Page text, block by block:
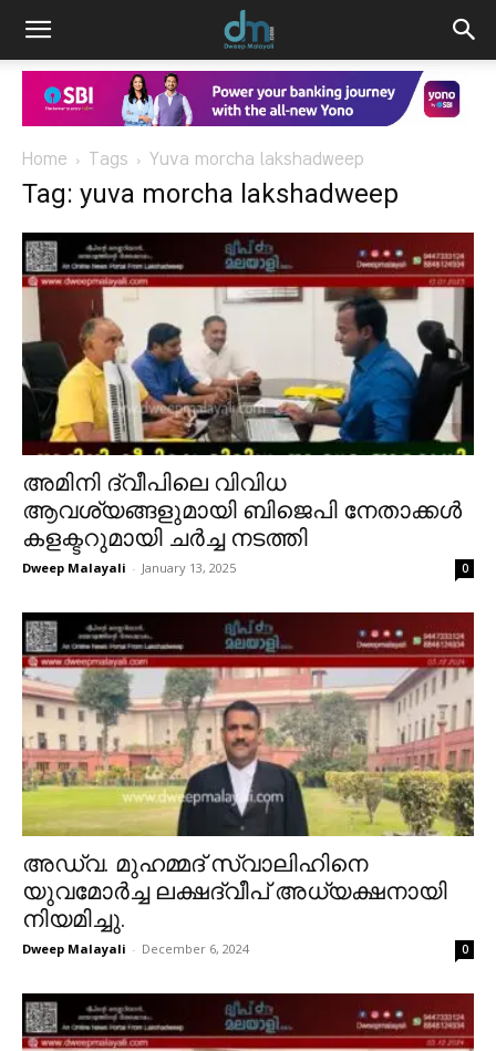
Home Tags Yuva morcha lakshadweep
Tag: yuva morcha lakshadweep
അമിനി ദ്വീപിലെ വിവിധ
ആവശ്യങ്ങളുമായി ബിജെപി നേതാക്കൾ
കളക്ടറുമായി ചർച്ച നടത്തി
Dweep Malayali - January 13, 2025 0
അഡ്വ. മുഹമ്മദ് സ്വാലിഹിനെ
യുവമോർച്ച ലക്ഷദ്വീപ് അധ്യക്ഷനായി
നിയമിച്ചു.
Dweep Malayali - December 6, 2024 0